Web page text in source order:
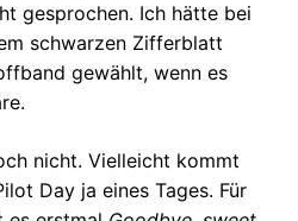
gesprochen. Ich hätte bei
schwarzen Zifferblatt
gewählt, wenn es
nicht. Vielleicht kommt
Day ja eines Tages. Für